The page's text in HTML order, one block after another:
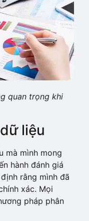
quan trọng khi
liệu
mà mình mong
hành đánh giá
rằng mình đã
xác. Mọi
pháp phân